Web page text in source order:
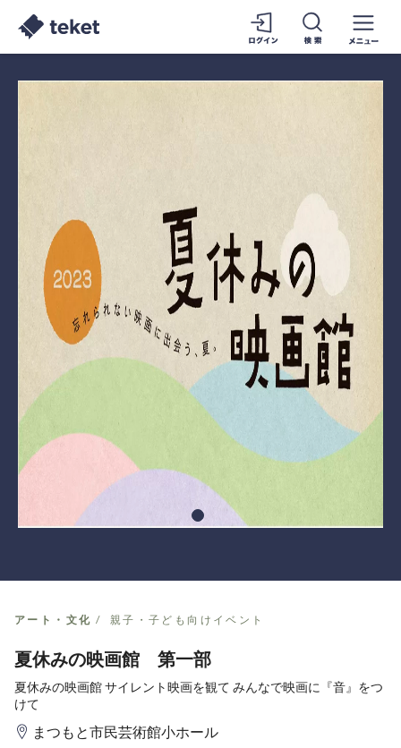
アート・文化 親子・子ども向けイベント
夏休みの映画館 第一部
夏休みの映画館 サイレント映画を観て みんなで映画に『音』をつ
けて
まつもと市民芸術館小ホール